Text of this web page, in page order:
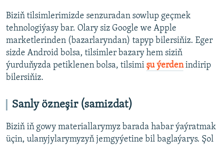
Biziň tilsimlerimizde senzuradan sowlup geçmek
tehnologiýasy bar. Olary siz Google we Apple
marketlerinden (bazarlaryndan) tapyp bilersiňiz. Eger
sizde Android bolsa, tilsimler bazary hem siziň
ýurduňyzda petiklenen bolsa, tilsimi şu ýerdenindirip
bilersiňiz.
Sanly özneşir (samizdat)
Biziň iň gowy materiallarymyz barada habar ýaýratmak
üçin, ulanyjylarymyzyň jemgyýetine bil baglaýarys. Şol